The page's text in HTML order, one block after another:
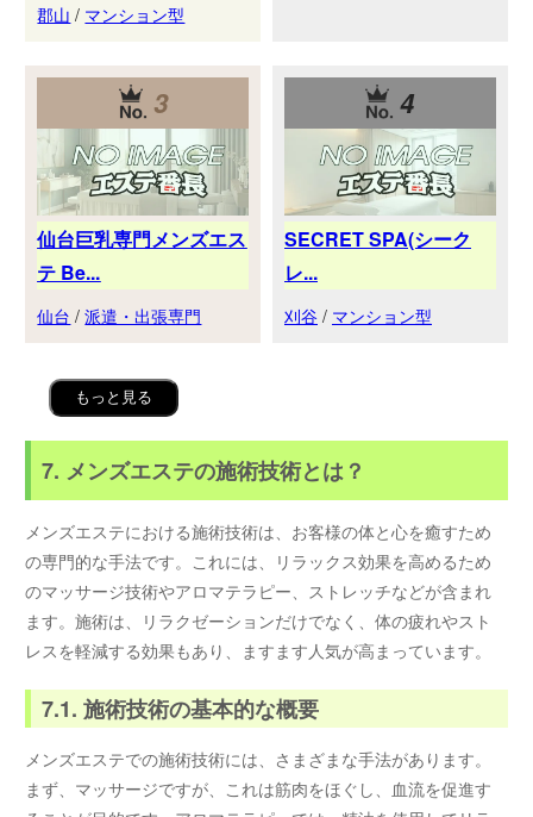
郡山 / マンション型
3
仙台巨乳専門メンズエス
テ Be...
仙台 /派遣・出張専門
4
SECRET SPA(シーク
レ...
刈谷 / マンション型
もっと見る
7. メンズエステの施術技術とは？
メンズエステにおける施術技術は、お客様の体と心を癒すため
の専門的な手法です。これには、リラックス効果を高めるため
のマッサージ技術やアロマテラピー、ストレッチなどが含まれ
ます。施術は、リラクゼーションだけでなく、体の疲れやスト
レスを軽減する効果もあり、ますます人気が高まっています。
7.1. 施術技術の基本的な概要
メンズエステでの施術技術には、さまざまな手法があります。
まず、マッサージですが、これは筋肉をほぐし、血流を促進す